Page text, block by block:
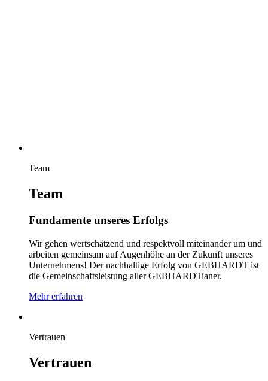
Team
Team
Fundamente unseres Erfolgs
Wir gehen wertschätzend und respektvoll miteinander um und
arbeiten gemeinsam auf Augenhöhe an der Zukunft unseres
Unternehmens! Der nachhaltige Erfolg von GEBHARDT ist
die Gemeinschaftsleistung aller GEBHARDTianer.
Mehr erfahren
Vertrauen
Vertrauen